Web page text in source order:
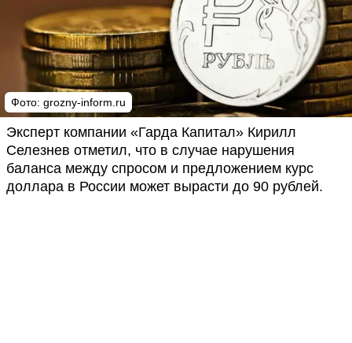
Фото: grozny-inform.ru
Эксперт компании «Гарда Капитал» Кирилл
Селезнев отметил, что в случае нарушения
баланса между спросом и предложением курс
доллара в России может вырасти до 90 рублей.